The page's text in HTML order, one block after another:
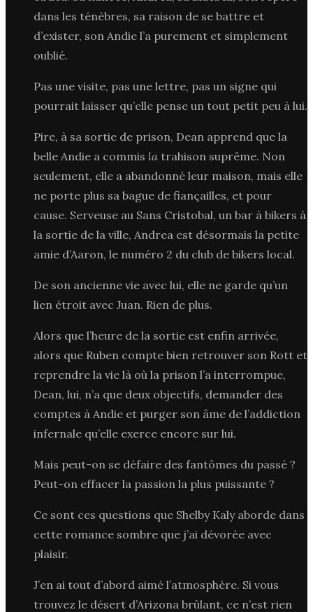
dans les ténèbres, sa raison de se battre et
d’exister, son Andie l’a purement et simplement
oublié.
Pas une visite, pas une lettre, pas un signe qui
pourrait laisser qu’elle pense un tout petit peu à lui.
Pire, à sa sortie de prison, Dean apprend que la
belle Andie a commis la trahison suprême. Non
seulement, elle a abandonné leur maison, mais elle
ne porte plus sa bague de fiançailles, et pour
cause. Serveuse au Sans Cristobal, un bar à bikers à
la sortie de la ville, Andrea est désormais la petite
amie d’Aaron, le numéro 2 du club de bikers local.
De son ancienne vie avec lui, elle ne garde qu’un
lien étroit avec Juan. Rien de plus.
Alors que l’heure de la sortie est enfin arrivée,
alors que Ruben compte bien retrouver son Rott et
reprendre la vie là où la prison l’a interrompue,
Dean, lui, n’a que deux objectifs, demander des
comptes à Andie et purger son âme de l’addiction
infernale qu’elle exerce encore sur lui.
Mais peut-on se défaire des fantômes du passé ?
Peut-on effacer la passion la plus puissante ?
Ce sont ces questions que Shelby Kaly aborde dans
cette romance sombre que j’ai dévorée avec
plaisir.
J’en ai tout d’abord aimé l’atmosphère. Si vous
trouvez le désert d’Arizona brûlant, ce n’est rien